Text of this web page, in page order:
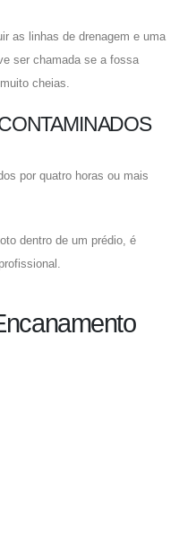
as linhas de drenagem e uma
ser chamada se a fossa
cheias.
por quatro horas ou mais
dentro de um prédio, é